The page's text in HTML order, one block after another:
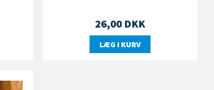
26,00 DKK
LÆG I KURV